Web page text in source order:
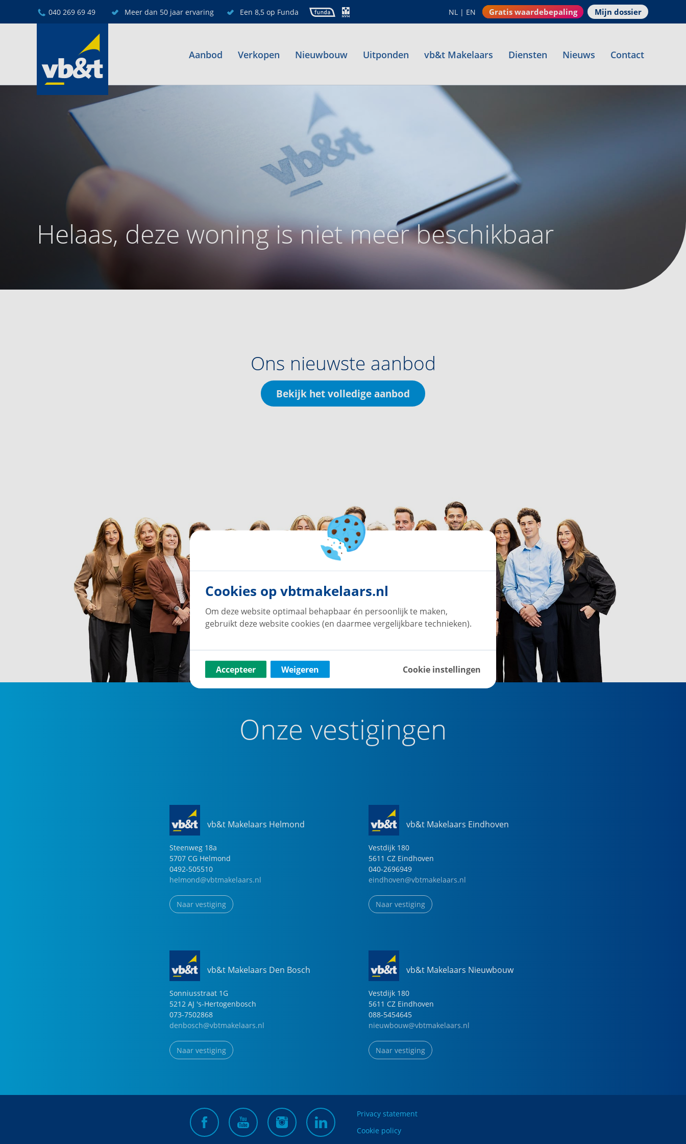
040 269 69 49 Meer dan 50 jaar ervaring Een 8,5 op Funda NL | EN Gratis waardebepaling Mijn dossier
Aanbod Verkopen Nieuwbouw Uitponden vb&t Makelaars Diensten Nieuws Contact
Helaas, deze woning is niet meer beschikbaar
Ons nieuwste aanbod
Bekijk het volledige aanbod
Onze vestigingen
vb&t Makelaars Helmond
Steenweg 18a
5707 CG Helmond
0492-505510
helmond@vbtmakelaars.nl
Naar vestiging
vb&t Makelaars Eindhoven
Vestdijk 180
5611 CZ Eindhoven
040-2696949
eindhoven@vbtmakelaars.nl
Naar vestiging
vb&t Makelaars Den Bosch
Sonniusstraat 1G
5212 AJ 's-Hertogenbosch
073-7502868
denbosch@vbtmakelaars.nl
Naar vestiging
vb&t Makelaars Nieuwbouw
Vestdijk 180
5611 CZ Eindhoven
088-5454645
nieuwbouw@vbtmakelaars.nl
Naar vestiging
Privacy statement
Cookie policy
Cookies op vbtmakelaars.nl
Om deze website optimaal behapbaar én persoonlijk te maken,
gebruikt deze website cookies (en daarmee vergelijkbare technieken).
Accepteer Weigeren Cookie instellingen